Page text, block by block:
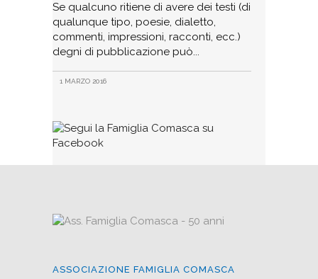
Se qualcuno ritiene di avere dei testi (di
qualunque tipo, poesie, dialetto,
commenti, impressioni, racconti, ecc.)
degni di pubblicazione può
1 MARZO 2016
ASSOCIAZIONE FAMIGLIA COMASCA